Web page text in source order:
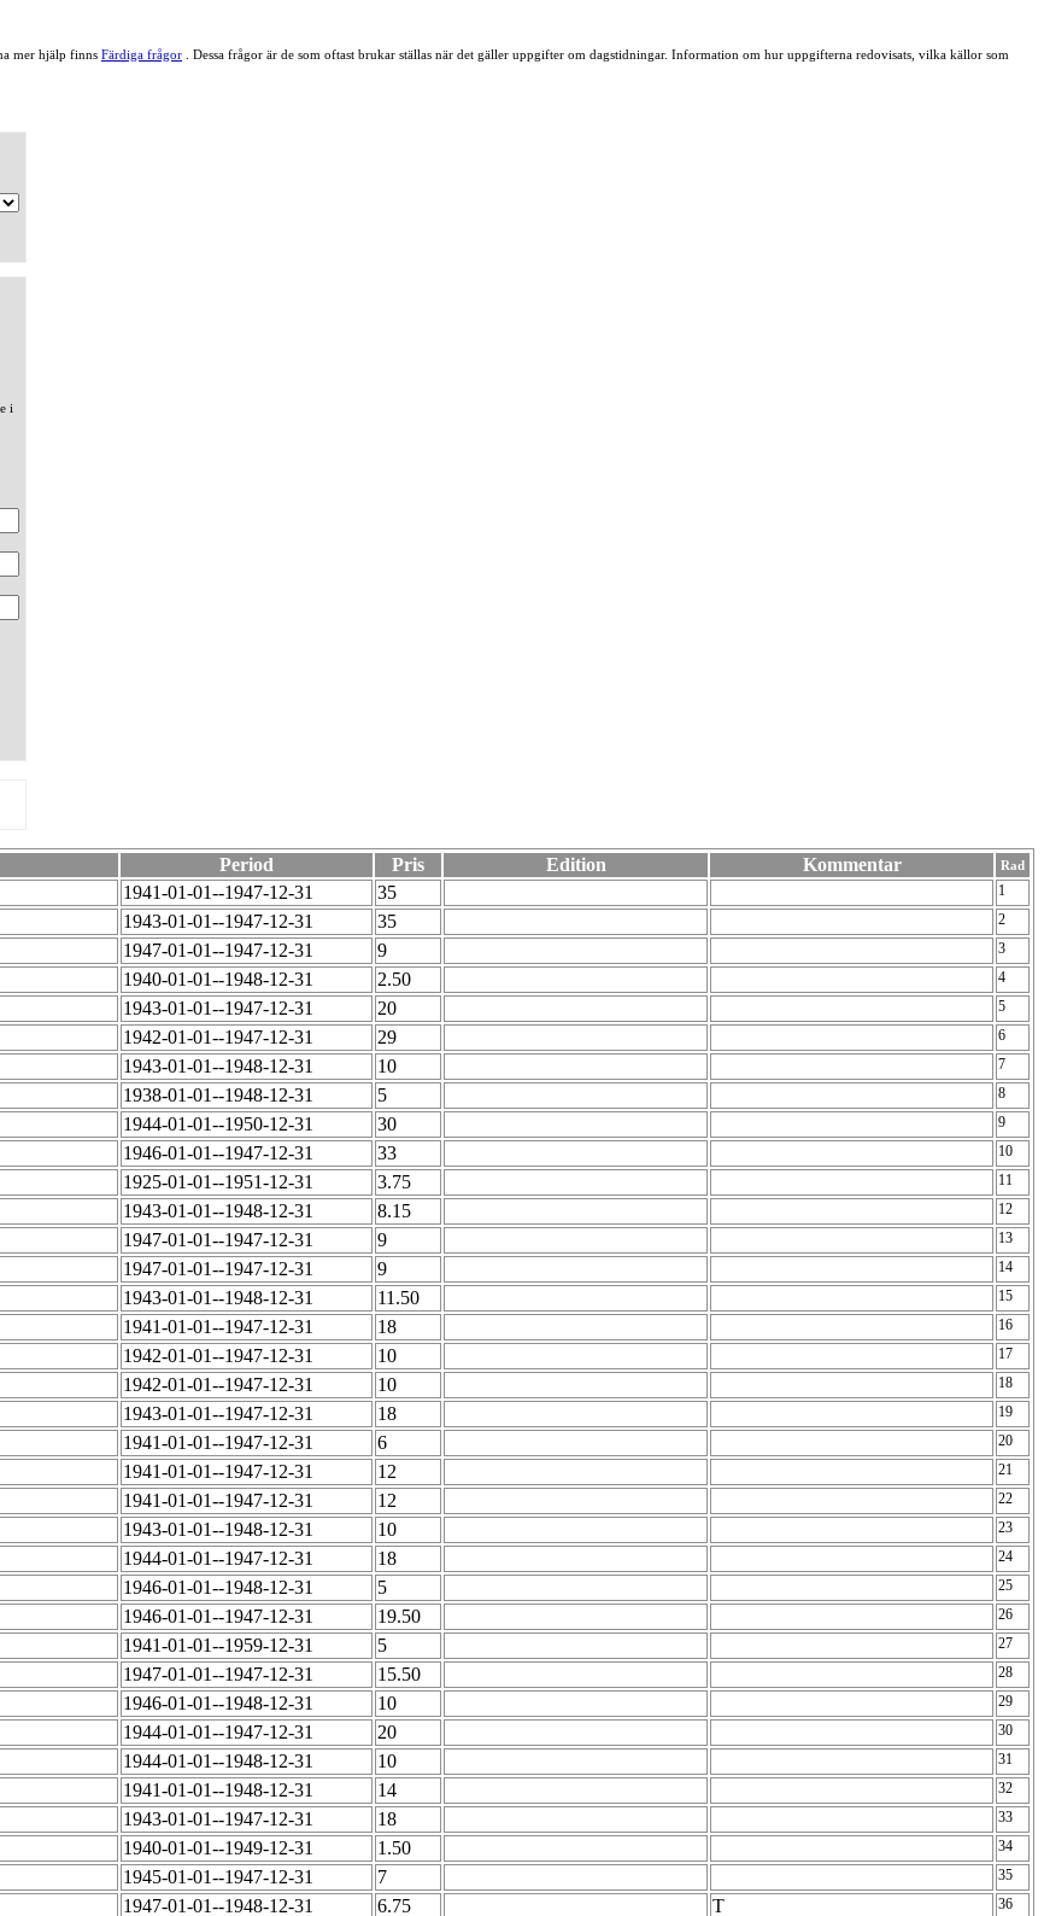
mer hjälp finns Färdiga frågor . Dessa frågor är de som oftast brukar ställas när det gäller uppgifter om dagstidningar. Information om hur uppgifterna redovisats, vilka källor som
i
Period Pris Edition Kommentar Rad
1941-01-01--1947-12-31 35 1
1943-01-01--1947-12-31 35 2
1947-01-01--1947-12-31 9 3
1940-01-01--1948-12-31 2.50 4
1943-01-01--1947-12-31 20 5
1942-01-01--1947-12-31 29 6
1943-01-01--1948-12-31 10 7
1938-01-01--1948-12-31 5 8
1944-01-01--1950-12-31 30 9
1946-01-01--1947-12-31 33 10
1925-01-01--1951-12-31 3.75 11
1943-01-01--1948-12-31 8.15 12
1947-01-01--1947-12-31 9 13
1947-01-01--1947-12-31 9 14
1943-01-01--1948-12-31 11.50 15
1941-01-01--1947-12-31 18 16
1942-01-01--1947-12-31 10 17
1942-01-01--1947-12-31 10 18
1943-01-01--1947-12-31 18 19
1941-01-01--1947-12-31 6 20
1941-01-01--1947-12-31 12 21
1941-01-01--1947-12-31 12 22
1943-01-01--1948-12-31 10 23
1944-01-01--1947-12-31 18 24
1946-01-01--1948-12-31 5 25
1946-01-01--1947-12-31 19.50 26
1941-01-01--1959-12-31 5 27
1947-01-01--1947-12-31 15.50 28
1946-01-01--1948-12-31 10 29
1944-01-01--1947-12-31 20 30
1944-01-01--1948-12-31 10 31
1941-01-01--1948-12-31 14 32
1943-01-01--1947-12-31 18 33
1940-01-01--1949-12-31 1.50 34
1945-01-01--1947-12-31 7 35
1947-01-01--1948-12-31 6.75 T 36